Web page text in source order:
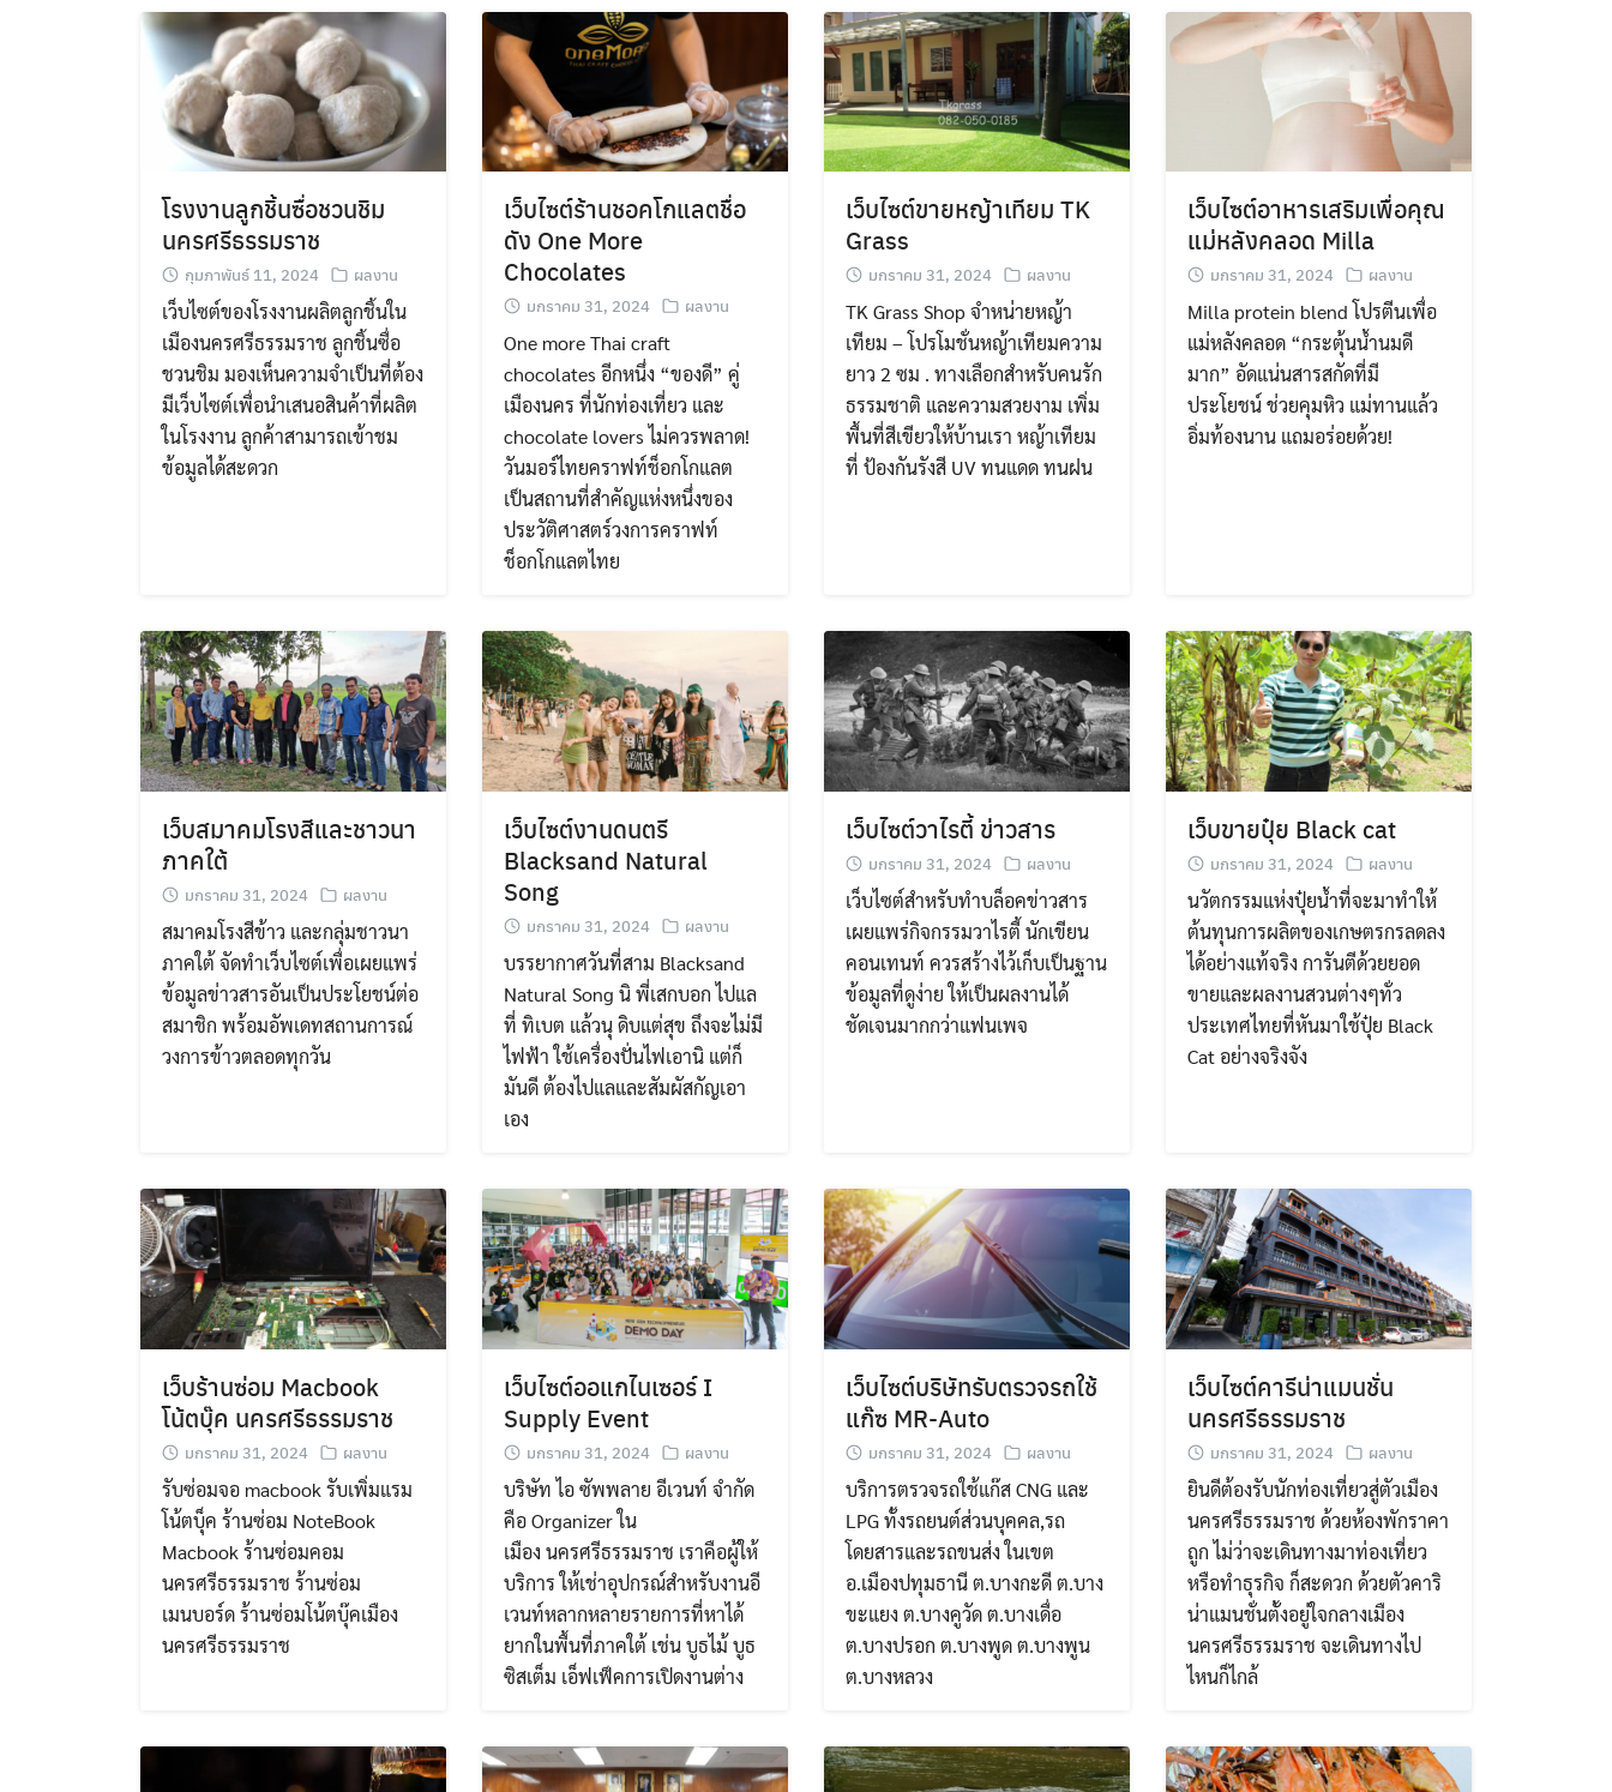
Search
for:
โรงงานลูกชิ้นซื่อชวนชิม
นครศรีธรรมราช
กุมภาพันธ์ 11, 2024 ผลงาน
เว็บไซต์ของโรงงานผลิตลูกชิ้นใน
เมืองนครศรีธรรมราช ลูกชิ้นซื่อ
ชวนชิม มองเห็นความจำเป็นที่ต้อง
มีเว็บไซต์เพื่อนำเสนอสินค้าที่ผลิต
ในโรงงาน ลูกค้าสามารถเข้าชม
ข้อมูลได้สะดวก
เว็บไซต์ร้านชอคโกแลตชื่อ
ดัง One More
Chocolates
มกราคม 31, 2024 ผลงาน
One more Thai craft
chocolates อีกหนึ่ง “ของดี” คู่
เมืองนคร ที่นักท่องเที่ยว และ
chocolate lovers ไม่ควรพลาด!
วันมอร์ไทยคราฟท์ช็อกโกแลต
เป็นสถานที่สำคัญแห่งหนึ่งของ
ประวัติศาสตร์วงการคราฟท์
ช็อกโกแลตไทย
เว็บไซต์ขายหญ้าเทียม TK
Grass
มกราคม 31, 2024 ผลงาน
TK Grass Shop จำหน่ายหญ้า
เทียม – โปรโมชั่นหญ้าเทียมความ
ยาว 2 ซม . ทางเลือกสำหรับคนรัก
ธรรมชาติ และความสวยงาม เพิ่ม
พื้นที่สีเขียวให้บ้านเรา หญ้าเทียม
ที่ ป้องกันรังสี UV ทนแดด ทนฝน
เว็บไซต์อาหารเสริมเพื่อคุณ
แม่หลังคลอด Milla
มกราคม 31, 2024 ผลงาน
Milla protein blend โปรตีนเพื่อ
แม่หลังคลอด “กระตุ้นน้ำนมดี
มาก” อัดแน่นสารสกัดที่มี
ประโยชน์ ช่วยคุมหิว แม่ทานแล้ว
อิ่มท้องนาน แถมอร่อยด้วย!
เว็บสมาคมโรงสีและชาวนา
ภาคใต้
มกราคม 31, 2024 ผลงาน
สมาคมโรงสีข้าว และกลุ่มชาวนา
ภาคใต้ จัดทำเว็บไซต์เพื่อเผยแพร่
ข้อมูลข่าวสารอันเป็นประโยชน์ต่อ
สมาชิก พร้อมอัพเดทสถานการณ์
วงการข้าวตลอดทุกวัน
เว็บไซต์งานดนตรี
Blacksand Natural
Song
มกราคม 31, 2024 ผลงาน
บรรยากาศวันที่สาม Blacksand
Natural Song นิ พี่เสกบอก ไปแล
ที่ ทิเบต แล้วนุ ดิบแต่สุข ถึงจะไม่มี
ไฟฟ้า ใช้เครื่องปั่นไฟเอานิ แต่ก็
มันดี ต้องไปแลและสัมผัสกัญเอา
เอง
เว็บไซต์วาไรตี้ ข่าวสาร
มกราคม 31, 2024 ผลงาน
เว็บไซต์สำหรับทำบล็อคข่าวสาร
เผยแพร่กิจกรรมวาไรตี้ นักเขียน
คอนเทนท์ ควรสร้างไว้เก็บเป็นฐาน
ข้อมูลที่ดูง่าย ให้เป็นผลงานได้
ชัดเจนมากกว่าแฟนเพจ
เว็บขายปุ๋ย Black cat
มกราคม 31, 2024 ผลงาน
นวัตกรรมแห่งปุ๋ยน้ำที่จะมาทำให้
ต้นทุนการผลิตของเกษตรกรลดลง
ได้อย่างแท้จริง การันตีด้วยยอด
ขายและผลงานสวนต่างๆทั่ว
ประเทศไทยที่หันมาใช้ปุ๋ย Black
Cat อย่างจริงจัง
เว็บร้านซ่อม Macbook
โน้ตบุ๊ค นครศรีธรรมราช
มกราคม 31, 2024 ผลงาน
รับซ่อมจอ macbook รับเพิ่มแรม
โน้ตบุ็ค ร้านซ่อม NoteBook
Macbook ร้านซ่อมคอม
นครศรีธรรมราช ร้านซ่อม
เมนบอร์ด ร้านซ่อมโน้ตบุ๊คเมือง
นครศรีธรรมราช
เว็บไซต์ออแกไนเซอร์ I
Supply Event
มกราคม 31, 2024 ผลงาน
บริษัท ไอ ซัพพลาย อีเวนท์ จำกัด
คือ Organizer ใน
เมือง นครศรีธรรมราช เราคือผู้ให้
บริการ ให้เช่าอุปกรณ์สำหรับงานอี
เวนท์หลากหลายรายการที่หาได้
ยากในพื้นที่ภาคใต้ เช่น บูธไม้ บูธ
ซิสเต็ม เอ็ฟเฟ็คการเปิดงานต่าง
เว็บไซต์บริษัทรับตรวจรถใช้
แก๊ซ MR-Auto
มกราคม 31, 2024 ผลงาน
บริการตรวจรถใช้แก๊ส CNG และ
LPG ทั้งรถยนต์ส่วนบุคคล,รถ
โดยสารและรถขนส่ง ในเขต
อ.เมืองปทุมธานี ต.บางกะดี ต.บาง
ขะแยง ต.บางคูวัด ต.บางเดื่อ
ต.บางปรอก ต.บางพูด ต.บางพูน
ต.บางหลวง
เว็บไซต์คารีน่าแมนชั่น
นครศรีธรรมราช
มกราคม 31, 2024 ผลงาน
ยินดีต้องรับนักท่องเที่ยวสู่ตัวเมือง
นครศรีธรรมราช ด้วยห้องพักราคา
ถูก ไม่ว่าจะเดินทางมาท่องเที่ยว
หรือทำธุรกิจ ก็สะดวก ด้วยตัวคาริ
น่าแมนชั่นตั้งอยู่ใจกลางเมือง
นครศรีธรรมราช จะเดินทางไป
ไหนก็ไกล้